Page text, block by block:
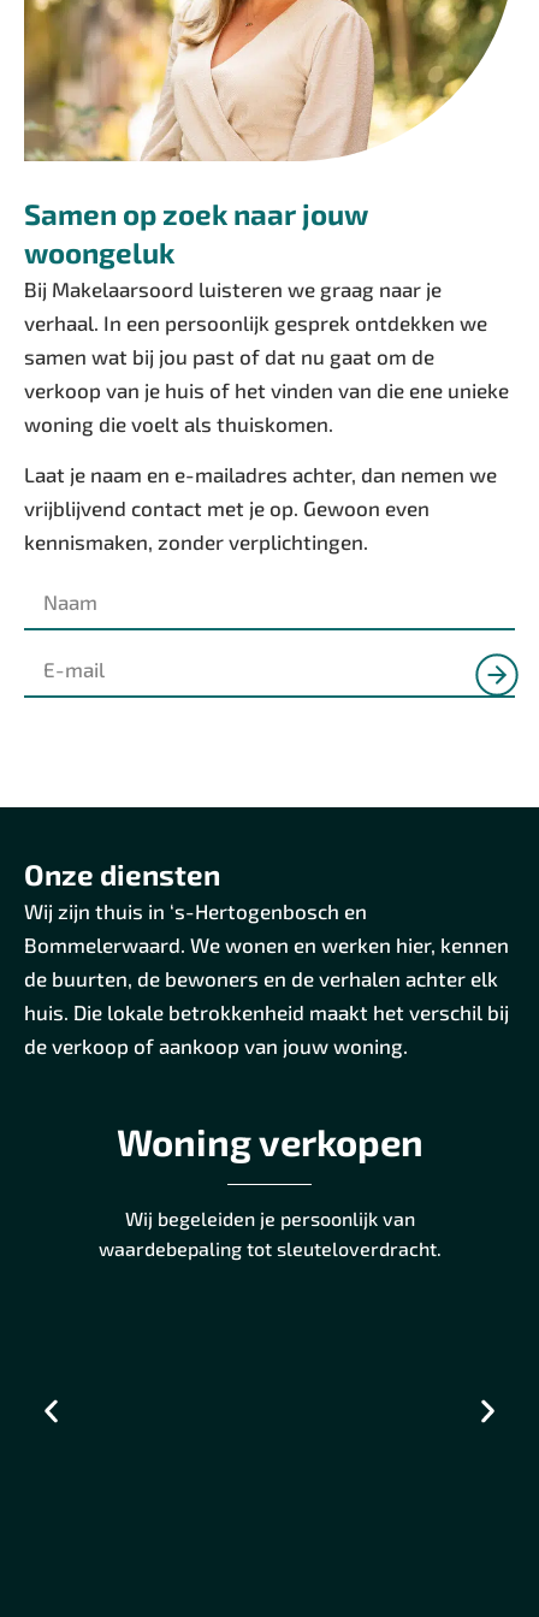
Samen op zoek naar jouw
woongeluk
Bij Makelaarsoord luisteren we graag naar je
verhaal. In een persoonlijk gesprek ontdekken we
samen wat bij jou past of dat nu gaat om de
verkoop van je huis of het vinden van die ene unieke
woning die voelt als thuiskomen.
Laat je naam en e-mailadres achter, dan nemen we
vrijblijvend contact met je op. Gewoon even
kennismaken, zonder verplichtingen.
Onze diensten
Wij zijn thuis in ‘s-Hertogenbosch en
Bommelerwaard. We wonen en werken hier, kennen
de buurten, de bewoners en de verhalen achter elk
huis. Die lokale betrokkenheid maakt het verschil bij
de verkoop of aankoop van jouw woning.
Woning verkopen
Wij begeleiden je persoonlijk van
waardebepaling tot sleuteloverdracht.